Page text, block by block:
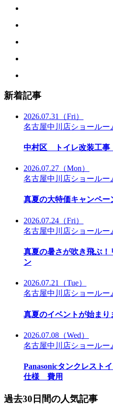
新着記事
2026.07.31
（Fri）
名古屋中川店ショール
中村区 トイレ改装工
2026.07.27 （Mon）
名古屋中川店ショール
真夏の大特価キャンペー
2026.07.24 （Fri）
名古屋中川店ショール
真夏の暑さが吹き飛ぶ
ン
2026.07.21
（Tue）
名古屋中川店ショール
真夏のイベントが始まり
2026.07.08 （Wed）
名古屋中川店ショール
Panasonicタンクレスト
仕様 費用
過去30日間の人気記事